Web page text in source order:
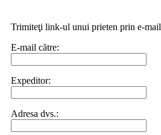
Trimiteţi link-ul unui prieten prin e-mail
E-mail către:
Expeditor:
Adresa dvs.: